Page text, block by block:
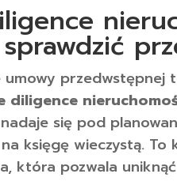
umowy przedwstępnej
diligence
się pod
księgę wieczystą.
która pozwala